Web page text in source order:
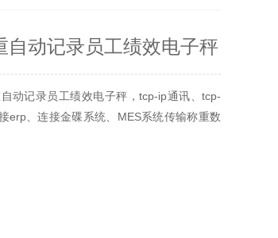
自动记录员工绩效电子秤
动记录员工绩效电子秤，tcp-ip通讯、tcp-
erp、连接金碟系统、MES系统传输称重数